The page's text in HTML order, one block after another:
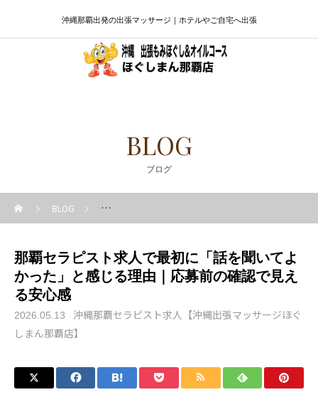
沖縄那覇出発の出張マッサージ｜ホテルやご自宅へ出張
BLOG
ブログ
BLOG 沖縄那覇セラピスト求人【沖縄出張マッサージほぐしま
那覇セラピスト求人で最初に「話を聞いてよ
かった」と感じる理由｜応募前の確認で見え
る安心感
2026.05.13
沖縄那覇セラピスト求人【沖縄出張マッサージほぐ
しまん那覇店】